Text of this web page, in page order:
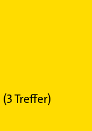
(3Treffer)